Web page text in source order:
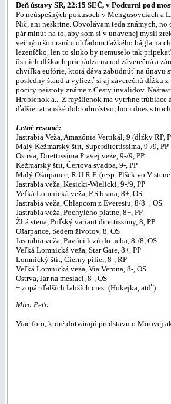
Deň ústavy SR, 22:15 SEČ, v Podturni pod
Po neúspešných pokusoch v Mengusovciach a
Nič, ani neškrtne. Obvolávam teda známych,
pár minút na to, aby som si v unavenej mysli
večným šomraním ohľadom ťažkého bágla na
lezeníčko, len to slnko by nemuselo tak
ôsmich dĺžkach prichádza na rad záverečná a
chvíľka eufórie, ktorá dáva zabudnúť na únavu
posledný štand a vyliezť si aj záverečnú dĺžku
pocity neistoty známe z Cesty invalidov.
Hrebienok a... Z myšlienok ma vytrhne trúbiace
ďalšie tatranské dobrodružstvo, hoci dnes s
Letné resumé:
Jastrabia Veža, Amazónia Vertikál, 9 (dĺžky RP,
Malý Kežmarský štít, Superdirettissima, 9-/9, PP
Ostrva, Direttissima Pravej veže, 9-/9, PP
Kežmarský štít, Čertova svadba, 9-, PP
Malý Ošarpanec, R.U.R.F. (resp. Plšek vo V
Jastrabia veža, Kesicki-Wielicki, 9-/9, PP
Veľká Lomnická veža, P.S.hrana, 8+, OS
Jastrabia veža, Chlapcom z Everestu, 8/8+, OS
Jastrabia veža, Pochylého platne, 8+, PP
Žltá stena, Poľský variant direttissimy, 8, PP
Ošarpance, Sedem životov, 8, OS
Jastrabia veža, Pavúci lezú do neba, 8-/8, OS
Veľká Lomnická veža, Star Gate, 8+, PP
Lomnický štít, Čierny pilier, 8-, RP
Veľká Lomnická veža, Via Verona, 8-, OS
Ostrva, Jar na mesiaci, 8-, OS
+ zopár ďalších ľahších ciest (Hokejka, atď.)
Miro Peťo
Viac foto, ktoré dotvárajú predstavu o Mirovej